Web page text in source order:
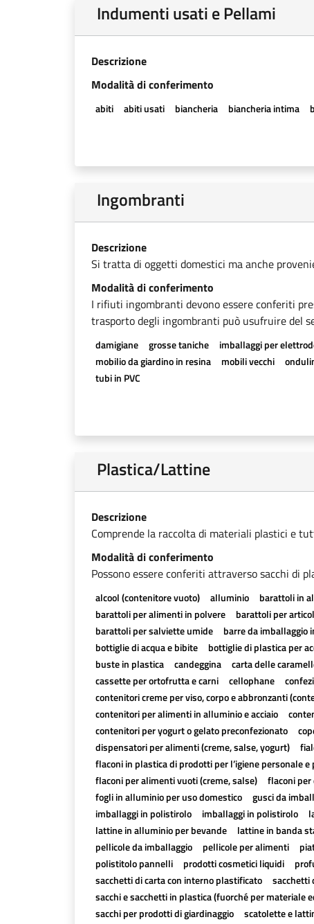
Indumenti usati e Pellami
Descrizione
Modalità di conferimento
abiti abiti usati biancheria biancheria intima
Ingombranti
Descrizione
Si tratta di oggetti domestici ma anche
Modalità di conferimento
I rifiuti ingombranti devono essere conferiti
trasporto degli ingombranti può usufruire del
damigiane grosse taniche imballaggi per
mobilio da giardino in resina
mobili vecchi
tubi in PVC
Plastica/Lattine
Descrizione
Comprende la raccolta di materiali plastici e
Modalità di conferimento
Possono essere conferiti attraverso sacchi di
alcool (contenitore vuoto) alluminio barattoli in
barattoli per alimenti in polvere
barattoli per
barattoli per salviette umide
barre da imballaggio
bottiglie di acqua e bibite
bottiglie di plastica per
buste in plastica
candeggina carta delle
cassette per ortofrutta e carni
cellophane
contenitori creme per viso, corpo e abbronzanti
contenitori per alimenti in alluminio e acciaio
contenitori per yogurt o gelato preconfezionato
dispensatori per alimenti (creme, salse, yogurt)
flaconi in plastica di prodotti per l’igiene personale
flaconi per alimenti vuoti (creme, salse)
flaconi
fogli in alluminio per uso domestico
gusci da
imballaggi in polistirolo
imballaggi in polistirolo
lattine in alluminio per bevande
lattine in banda
pellicole da imballaggio
pellicole per alimenti
polistitolo pannelli
prodotti cosmetici liquidi
sacchetti di carta con interno plastificato
sacchetti
sacchi e sacchetti in plastica (fuorché per materiale
sacchi per prodotti di giardinaggio
scatolette e